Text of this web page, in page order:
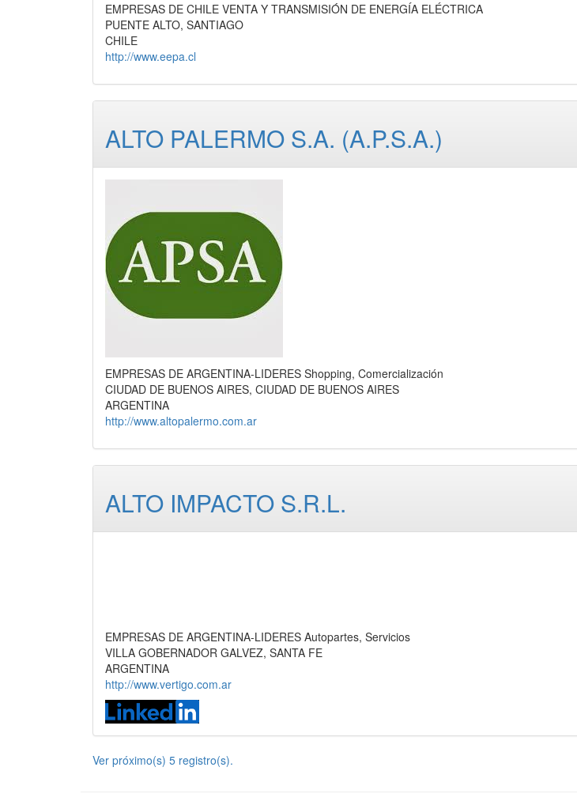
EMPRESAS DE CHILE VENTA Y TRANSMISIÓN DE ENERGÍA ELÉCTRICA
PUENTE ALTO, SANTIAGO
CHILE
http://www.eepa.cl
ALTO PALERMO S.A. (A.P.S.A.)
EMPRESAS DE ARGENTINA-LIDERES Shopping, Comercialización
CIUDAD DE BUENOS AIRES, CIUDAD DE BUENOS AIRES
ARGENTINA
http://www.altopalermo.com.ar
ALTO IMPACTO S.R.L.
EMPRESAS DE ARGENTINA-LIDERES Autopartes, Servicios
VILLA GOBERNADOR GALVEZ, SANTA FE
ARGENTINA
http://www.vertigo.com.ar
Ver próximo(s) 5 registro(s).